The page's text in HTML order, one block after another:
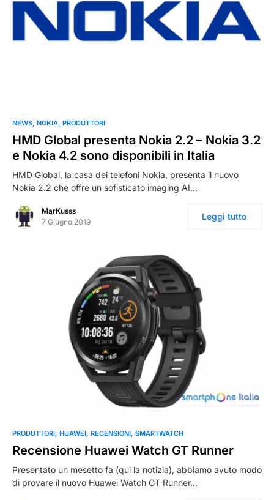
NEWS NOKIA PRODUTTORI
HMD Global presenta Nokia 2.2 – Nokia 3.2
e Nokia 4.2 sono disponibili in Italia
HMD Global, la casa dei telefoni Nokia, presenta il nuovo
Nokia 2.2 che offre un sofisticato imaging AI…
MarKusss
7 Giugno 2019
Leggi tutto
PRODUTTORI HUAWEI RECENSIONI SMARTWATCH
Recensione Huawei Watch GT Runner
Presentato un mesetto fa (qui la notizia), abbiamo avuto modo
di provare il nuovo Huawei Watch GT Runner…